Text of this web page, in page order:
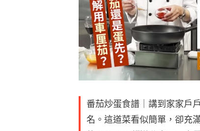
番茄炒蛋食譜｜講到家家戶
名。這道菜看似簡單，卻充